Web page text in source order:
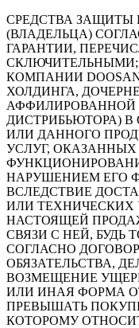
СРЕДСТВА ЗАЩИТЫ
(ВЛАДЕЛЬЦА)
ГАРАНТИИ,
СКЛЮЧИТЕЛЬНЫМИ;
КОМПАНИИ
ХОЛДИНГА,
ДИСТРИБЬЮТОРА)
ИЛИ ДАННОГО
УСЛУГ, ОКАЗАННЫХ
НАРУШЕНИЕМ ЕГО
ВСЛЕДСТВИЕ
ИЛИ ТЕХНИЧЕСКИХ
НАСТОЯЩЕЙ
СВЯЗИ С НЕЙ, БУДЬ
СОГЛАСНО
ОБЯЗАТЕЛЬСТВА,
ВОЗМЕЩЕНИЕ
ИЛИ ИНАЯ ФОРМА
ПРЕВЫШАТЬ
КОТОРОМУ